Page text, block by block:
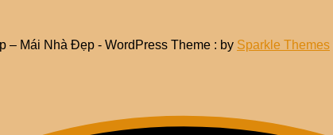
– Mái Nhà Đẹp - WordPress Theme : by Sparkle Themes